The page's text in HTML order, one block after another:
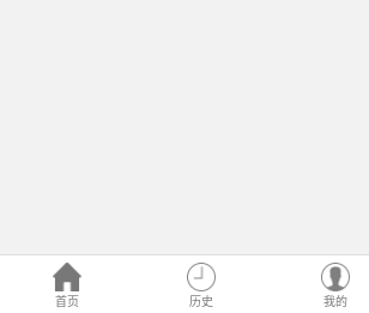
首页 历史 我的